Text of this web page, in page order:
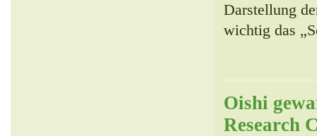
Darstellung
wichtig das
Oishi
Research